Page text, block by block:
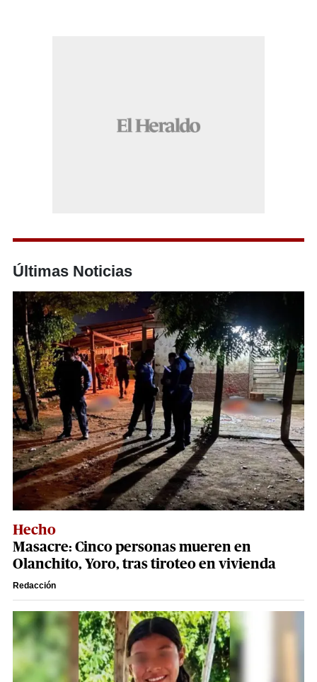
Últimas Noticias
Hecho
Masacre: Cinco personas mueren en
Olanchito, Yoro, tras tiroteo en vivienda
Redacción